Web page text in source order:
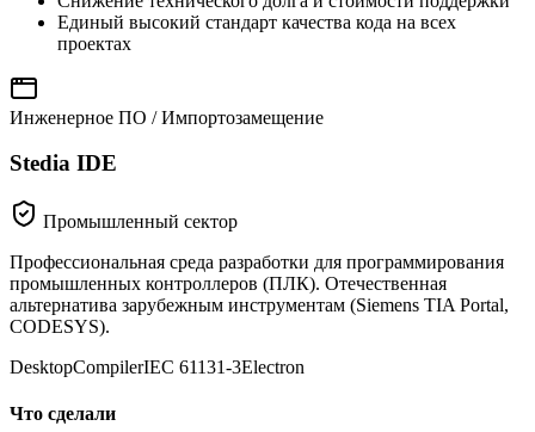
Единый высокий стандарт качества кода на всех
проектах
Инженерное ПО / Импортозамещение
Stedia IDE
Промышленный сектор
Профессиональная среда разработки для программирования
промышленных контроллеров (ПЛК). Отечественная
альтернатива зарубежным инструментам (Siemens TIA Portal,
CODESYS).
DesktopCompilerIEC 61131-3Electron
Что сделали